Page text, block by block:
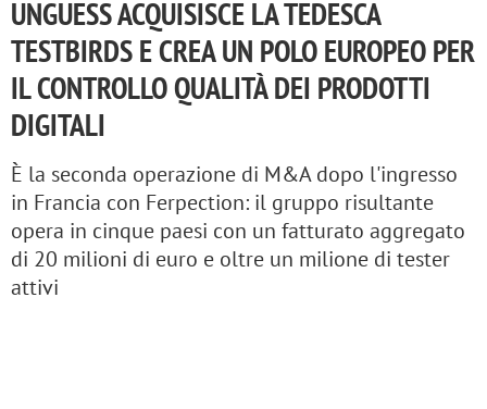
UNGUESS ACQUISISCE LA TEDESCA
TESTBIRDS E CREA UN POLO EUROPEO PER
IL CONTROLLO QUALITÀ DEI PRODOTTI
DIGITALI
È la seconda operazione di M&A dopo l'ingresso
in Francia con Ferpection: il gruppo risultante
opera in cinque paesi con un fatturato aggregato
di 20 milioni di euro e oltre un milione di tester
attivi